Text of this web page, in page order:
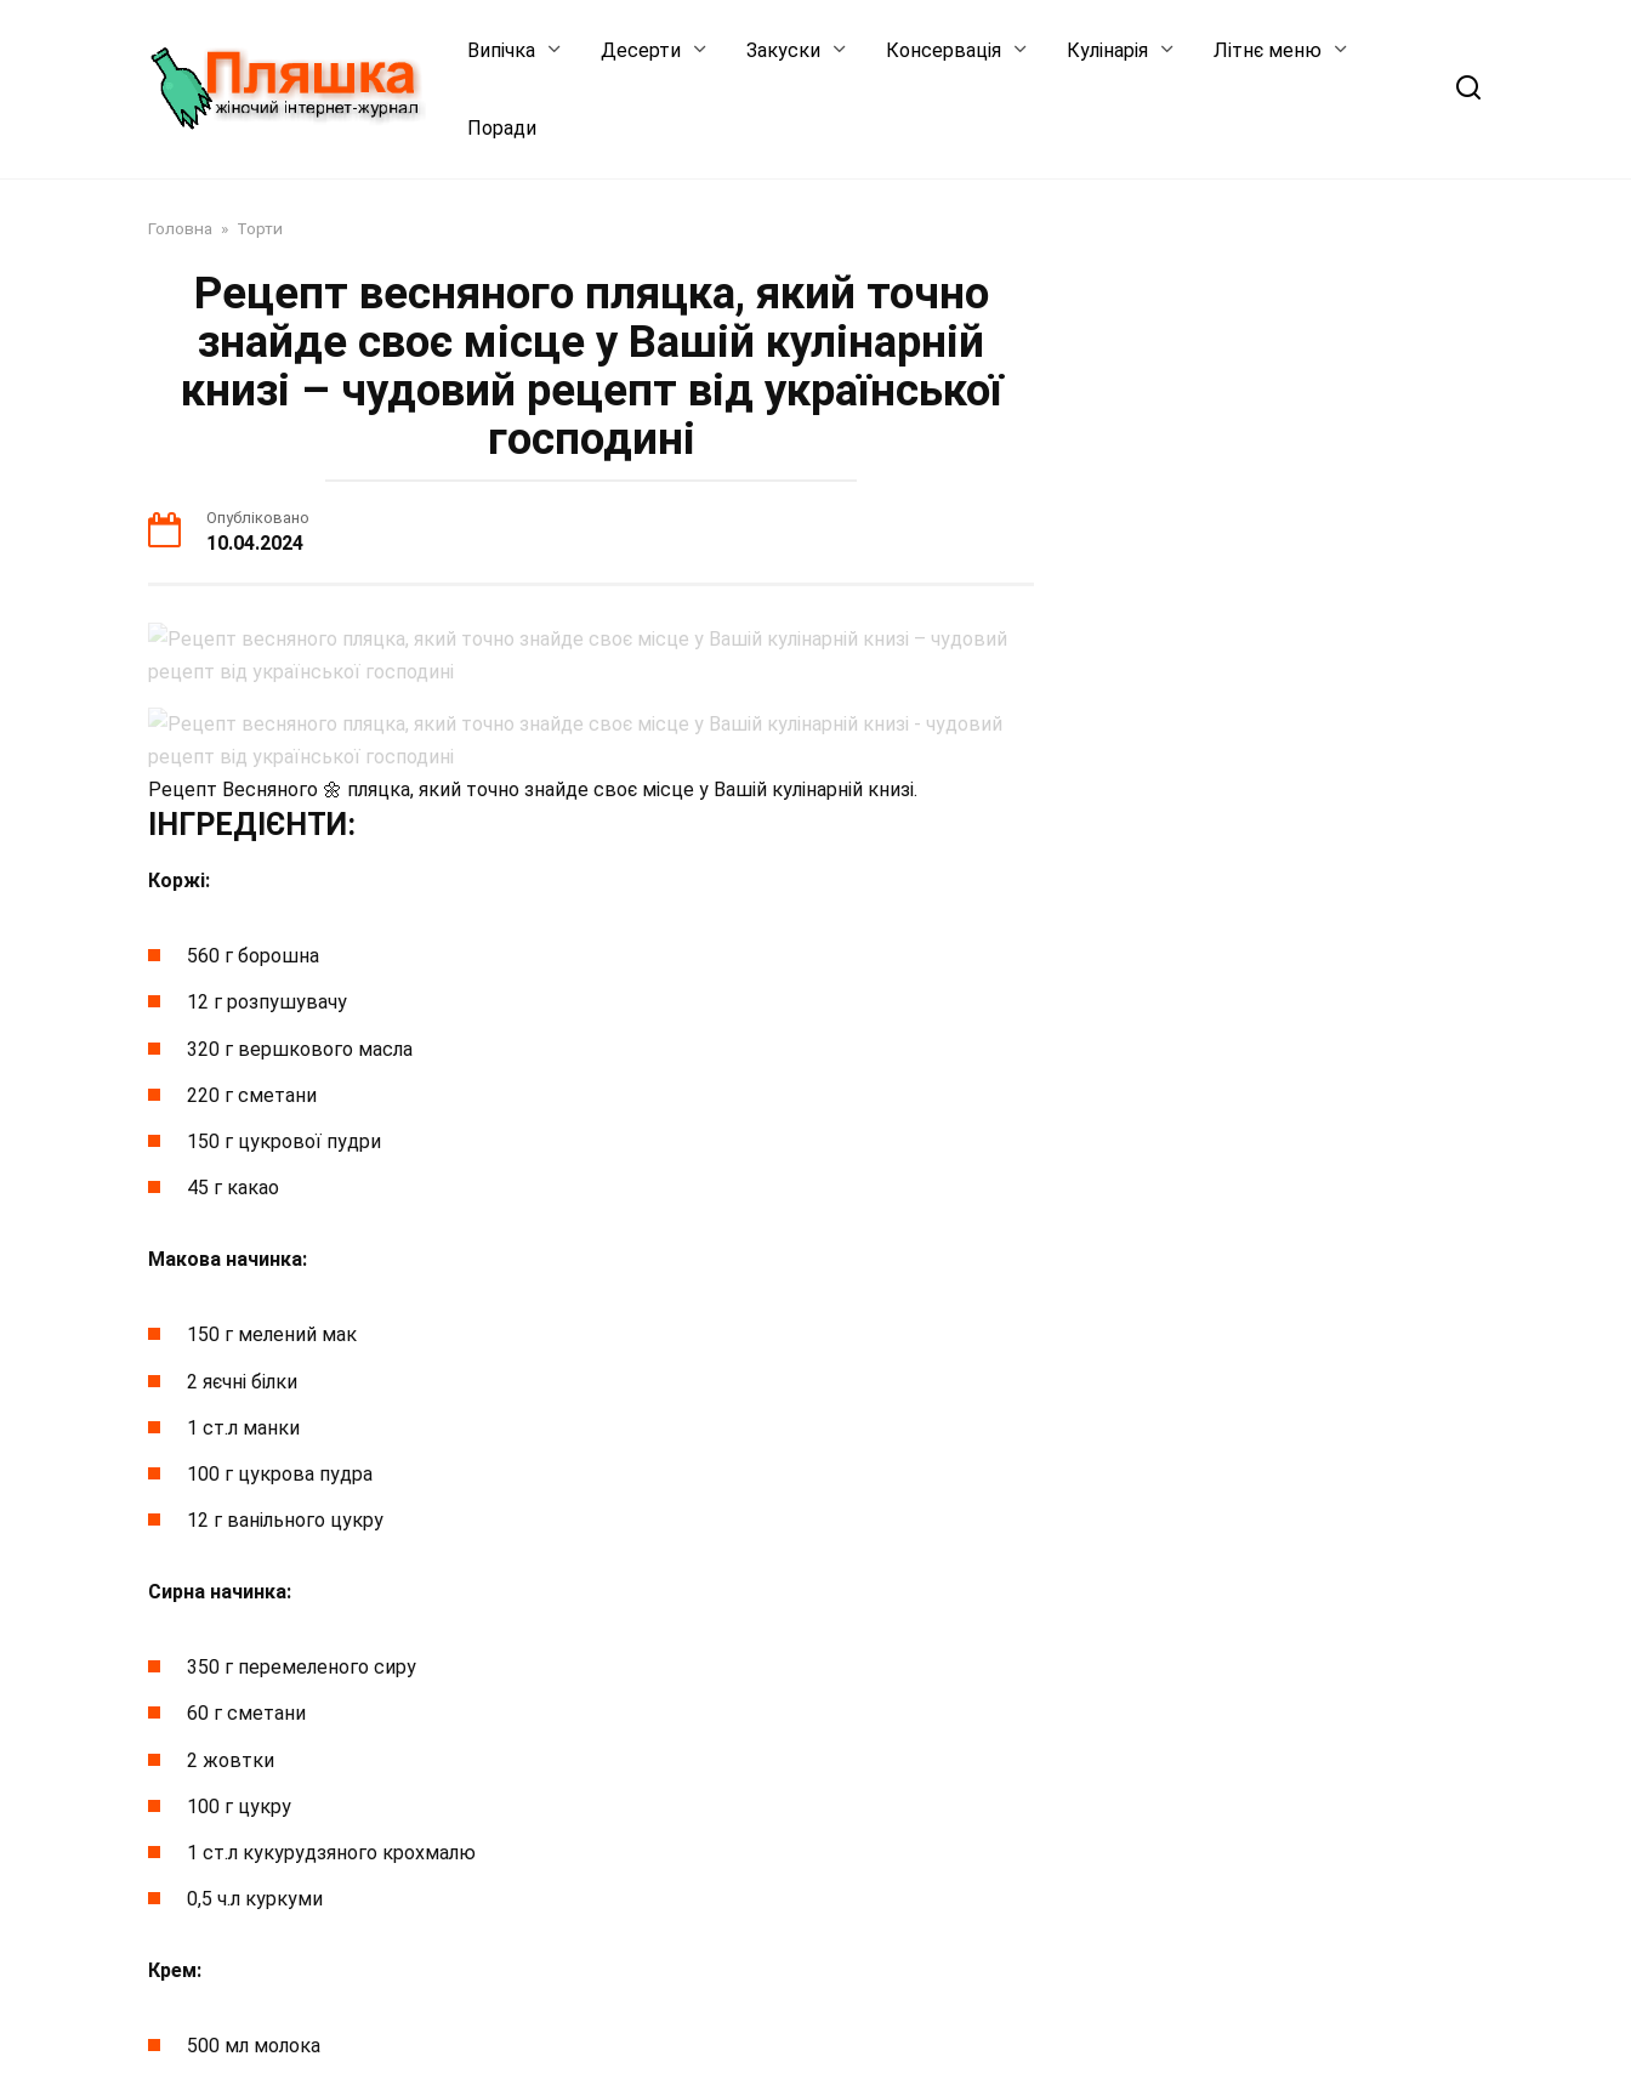
Випічка Десерти Закуски Консервація Кулінарія Літнє меню
Поради
Головна » Торти
Рецепт весняного пляцка, який точно
знайде своє місце у Вашій кулінарній
книзі – чудовий рецепт від української
господині
Опубліковано
10.04.2024
Рецепт Весняного 🌼 пляцка, який точно знайде своє місце у Вашій кулінарній книзі.
ІНГРЕДІЄНТИ:
Коржі:
560 г борошна
12 г розпушувачу
320 г вершкового масла
220 г сметани
150 г цукрової пудри
45 г какао
Макова начинка:
150 г мелений мак
2 яєчні білки
1 ст.л манки
100 г цукрова пудра
12 г ванільного цукру
Сирна начинка:
350 г перемеленого сиру
60 г сметани
2 жовтки
100 г цукру
1 ст.л кукурудзяного крохмалю
0,5 ч.л куркуми
Крем:
500 мл молока